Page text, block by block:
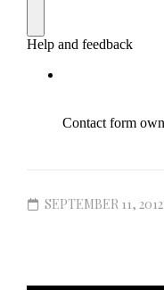
SEPTEMBER 11, 2012